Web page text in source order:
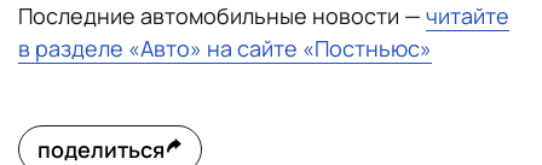
Последние автомобильные новости — читайте
в разделе «Авто» на сайте «Постньюс»
поделиться